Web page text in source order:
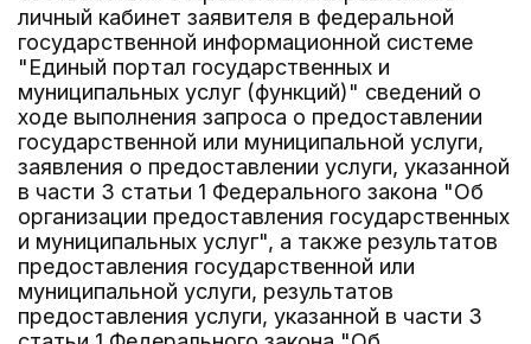
личный кабинет заявителя в федеральной
государственной информационной системе
"Единый портал государственных и
муниципальных услуг (функций)" сведений о
ходе выполнения запроса о предоставлении
государственной или муниципальной услуги,
заявления о предоставлении услуги, указанной
в части 3 статьи 1 Федерального закона "Об
организации предоставления государственных
и муниципальных услуг", а также результатов
предоставления государственной или
муниципальной услуги, результатов
предоставления услуги, указанной в части 3